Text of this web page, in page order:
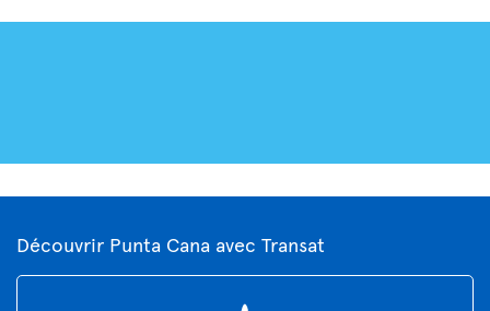
Découvrir Punta Cana avec Transat